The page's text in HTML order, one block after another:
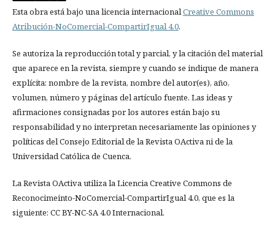
Esta obra está bajo una licencia internacionalCreative Commons
Atribución-NoComercial-CompartirIgual 4.0.
Se autoriza la reproducción total y parcial, y la citación del material
que aparece en la revista, siempre y cuando se indique de manera
explícita: nombre de la revista, nombre del autor(es), año,
volumen, número y páginas del artículo fuente. Las ideas y
afirmaciones consignadas por los autores están bajo su
responsabilidad y no interpretan necesariamente las opiniones y
políticas del Consejo Editorial de la Revista OActiva ni de la
Universidad Católica de Cuenca.
La Revista OActiva utiliza la Licencia Creative Commons de
Reconocimeinto-NoComercial-CompartirIgual 4.0, que es la
siguiente: CC BY-NC-SA 4.0 Internacional.